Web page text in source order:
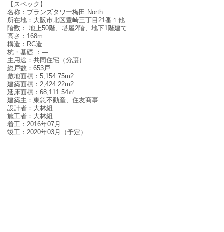
【スペック】
名称： ブランズタワー梅田 North
所在地 ：大阪市北区豊崎三丁目21番１他
階数： 地上50階、塔屋2階、地下1階建て
高さ： 168m
構造 ： RC造
杭・基礎
： —
主用途：共同住宅（分譲）
総戸数： 653戸
敷地面積 ： 5,154.75m2
建築面積 ： 2,424.22m2
延床面積 ： 68,111.54㎡
建築主： 東急不動産、住友商事
設計者： 大林組
施工者： 大林組
着工： 2016年07月
竣工： 2020年03月（予定）